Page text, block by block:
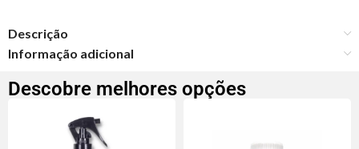
Descrição
Informação adicional
Descobre melhores opções